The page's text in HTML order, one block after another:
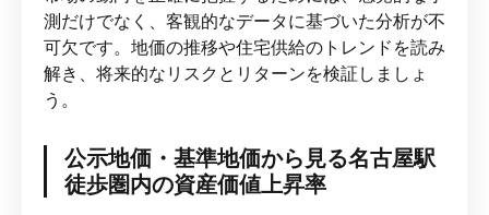
測だけでなく、客観的なデータに基づいた分析が不
可欠です。地価の推移や住宅供給のトレンドを読み
解き、将来的なリスクとリターンを検証しましょ
う。
公示地価・基準地価から見る名古屋駅
徒歩圏内の資産価値上昇率